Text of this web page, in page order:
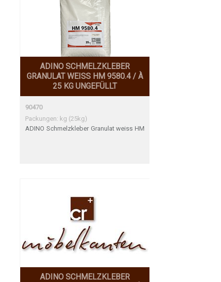
ADINO SCHMELZKLEBER
GRANULAT WEISS HM 9580.4 / À
25 KG UNGEFÜLLT
90470
Packungen: kg (25kg)
ADINO Schmelzkleber Granulat weiss HM
ADINO SCHMELZKLEBER